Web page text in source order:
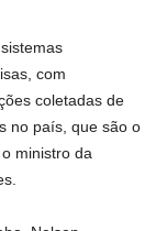
com
coletadas de
no país, que são o
ministro da